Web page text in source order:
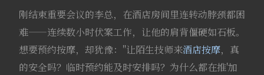
刚结束重要会议的李总，在酒店房间里连转动脖颈都困
难——连续数小时伏案工作，让他的肩背僵硬如石板。
想要预约按摩，却犹豫："让陌生技师来酒店按摩，真
的安全吗？临时预约能及时安排吗？为什么都在推'加